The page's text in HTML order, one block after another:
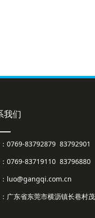
我们
：0769-83792879
0769-83719110 83796880
luo@gangqi.com.cn
广东省东莞市横沥镇长巷村